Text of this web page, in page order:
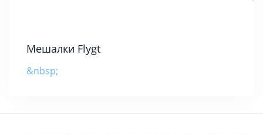
Мешалки Flygt
&nbsp;